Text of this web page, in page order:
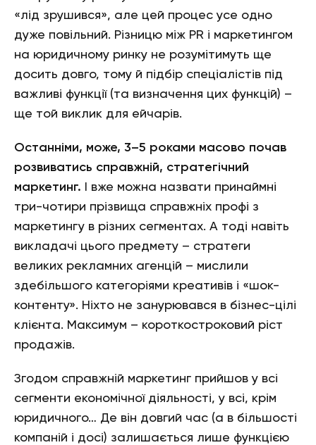
«лід зрушився», але цей процес усе одно
дуже повільний. Різницю між PR і маркетингом
на юридичному ринку не розумітимуть ще
досить довго, тому й підбір спеціалістів під
важливі функції (та визначення цих функцій) –
ще той виклик для ейчарів.
Останніми, може, 3–5 роками масово почав
розвиватись справжній, стратегічний
маркетинг. І вже можна назвати принаймні
три-чотири прізвища справжніх профі з
маркетингу в різних сегментах. А тоді навіть
викладачі цього предмету – стратеги
великих рекламних агенцій – мислили
здебільшого категоріями креативів і «шок-
контенту». Ніхто не занурювався в бізнес-цілі
клієнта. Максимум – короткостроковий ріст
продажів.
Згодом справжній маркетинг прийшов у всі
сегменти економічної діяльності, у всі, крім
юридичного… Де він довгий час (а в більшості
компаній і досі) залишається лише функцією